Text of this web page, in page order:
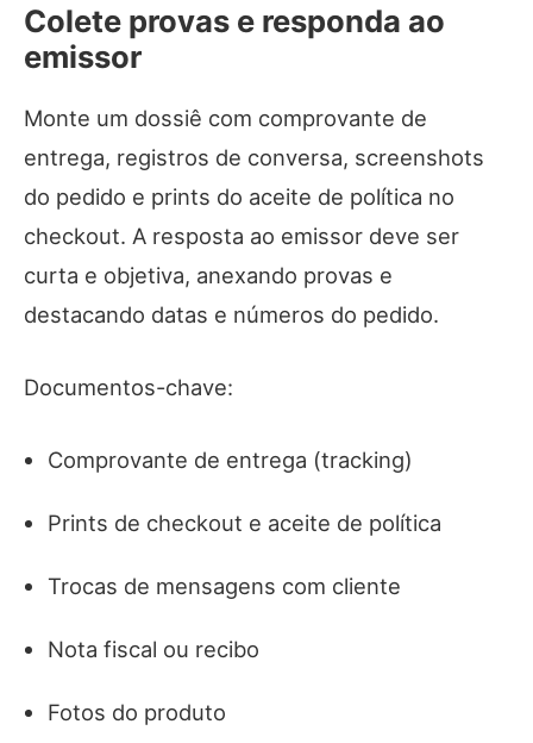
Colete provas e responda ao
emissor
Monte um dossiê com comprovante de
entrega, registros de conversa, screenshots
do pedido e prints do aceite de política no
checkout. A resposta ao emissor deve ser
curta e objetiva, anexando provas e
destacando datas e números do pedido.
Documentos-chave:
Comprovante de entrega (tracking)
Prints de checkout e aceite de política
Trocas de mensagens com cliente
Nota fiscal ou recibo
Fotos do produto